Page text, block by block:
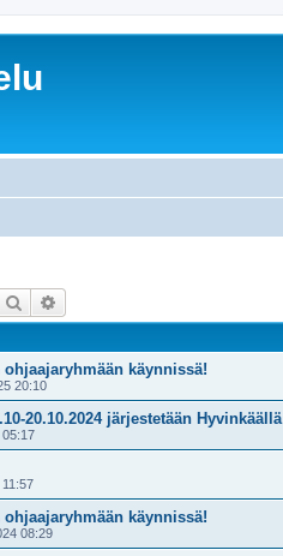
Etsi
käynnissä!
20:10
20.10.2024 järjestetään
05:17
käynnissä!
08:29